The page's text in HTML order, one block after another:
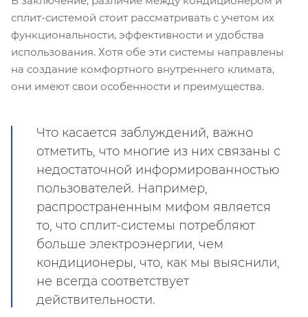
сплит-системой стоит рассматривать с учетом их
функциональности, эффективности и удобства
использования. Хотя обе эти системы направлены
на создание комфортного внутреннего климата,
они имеют свои особенности и преимущества.
Что касается заблуждений, важно
отметить, что многие из них связаны с
недостаточной информированностью
пользователей. Например,
распространенным мифом является
то, что сплит-системы потребляют
больше электроэнергии, чем
кондиционеры, что, как мы выяснили,
не всегда соответствует
действительности.